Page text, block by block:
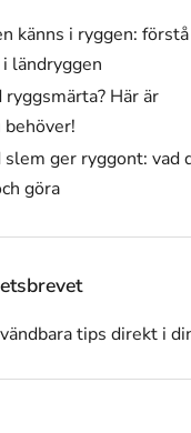
känns i ryggen: förstå
ländryggen
ryggsmärta? Här är
ger ryggont: vad
göra
tips direkt i